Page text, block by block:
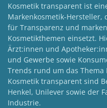
Kosmetik transparent ist
Markenkosmetik-Hersteller,
für Transparenz und
Kosmetikthemen einsetzt.
Ärzt:innen und
und Gewerbe sowie
Trends rund um das
Kosmetik transparent sind
Henkel, Unilever sowie der
Industrie.